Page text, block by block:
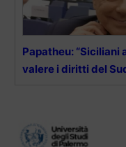
Papatheu: “Siciliani
valere i diritti del